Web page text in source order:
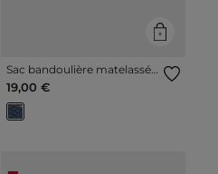
Sac bandoulière matelassé
denim stone femme
19,00 €